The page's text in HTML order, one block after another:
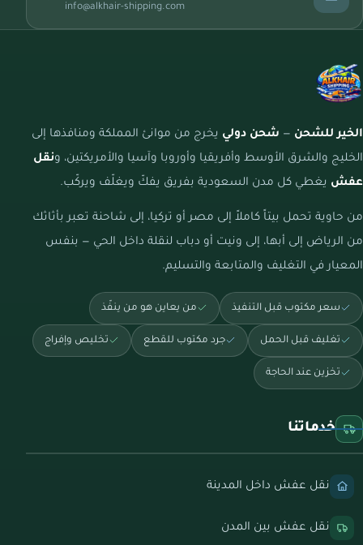
info@alkhair-shipping.com
الخير للشحن — شحن دولي يخرج من موانئ المملكة ومنافذها إلى
الخليج والشرق الأوسط وأفريقيا وأوروبا وآسيا والأمريكتين، ونقل
عفش يغطي كل مدن السعودية بفريق يفكّ ويغلّف ويركّب.
من حاوية تحمل بيتاً كاملاً إلى مصر أو تركيا، إلى شاحنة تعبر بأثاثك
من الرياض إلى أبها، إلى ونيت أو دباب لنقلة داخل الحي — بنفس
المعيار في التغليف والمتابعة والتسليم.
سعر مكتوب قبل التنفيذ من يعاين هو من ينفّذ
تغليف قبل الحمل جرد مكتوب للقطع تخليص وإفراج
تخزين عند الحاجة
خدماتنا
نقل عفش داخل المدينة
نقل عفش بين المدن